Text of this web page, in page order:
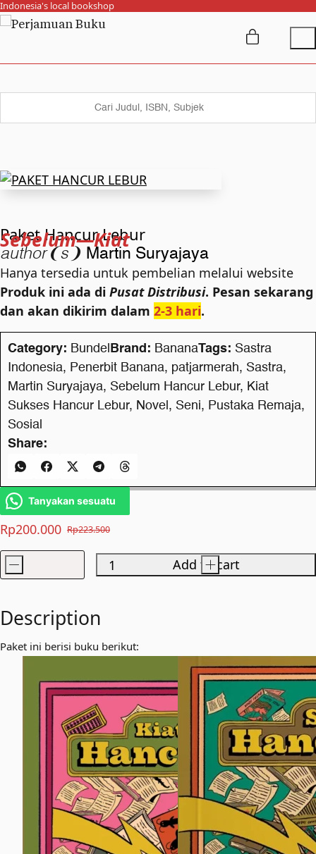
Indonesia's local bookshop
Paket Hancur Lebur
Sebelum—Kiat
author❨s❩ Martin Suryajaya
Hanya tersedia untuk pembelian melalui website
Rp223.500
Original
price
was:
Rp200.000
Current
price
is:
Produk ini ada di Pusat Distribusi. Pesan sekarang
dan akan dikirim dalam 2-3 hari.
Paket
Lebur
quantity
- +
Add to cart
Category: Bundel Brand: BananaTags: Sastra
Indonesia, Penerbit Banana, patjarmerah, Sastra,
Martin Suryajaya, Sebelum Hancur Lebur, Kiat
Sukses Hancur Lebur, Novel , Seni, Pustaka Remaja,
Sosial
Share:
Tanyakan sesuatu
Description
Paket ini berisi buku berikut: